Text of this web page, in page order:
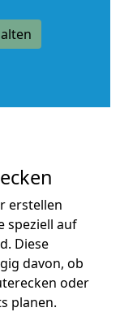
erstellen
speziell auf
Diese
davon, ob
oder
planen.